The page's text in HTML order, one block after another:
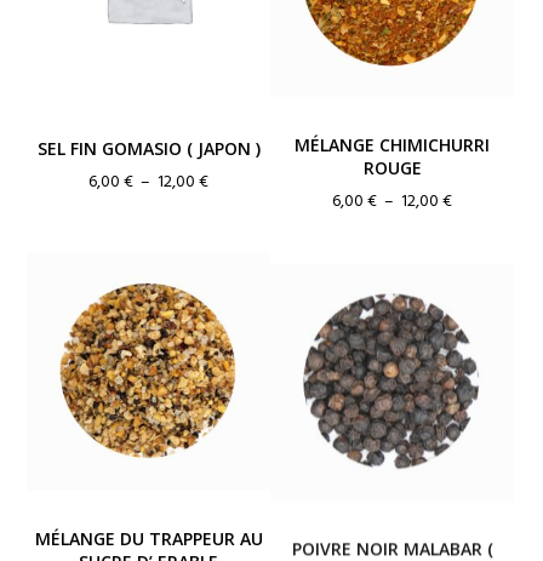
SEL FIN GOMASIO ( JAPON )
6,00€ – 12,00€Plage
12,00 €
MÉLANGE CHIMICHURRI
ROUGE
6,00€ – 12,00€Plage
à
12,00 €
MÉLANGE DU TRAPPEUR AU
POIVRE NOIR MALABAR (